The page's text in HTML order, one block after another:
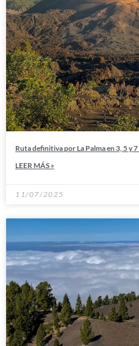
Ruta definitiva por La Palma en 3, 5 y
LEER MÁS »
11/07/2025